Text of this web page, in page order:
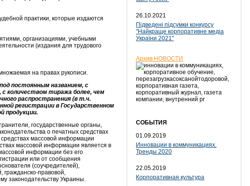
практики, которые издаются
организациями, учебными
(издания для трудового
на правах рукописи.
постоянным названием, с
с количеством тиража более, чем
распространения (в т.ч.
регистрации в Государственном
продукции.
государственные органы,
о печатных средствах
массовой информации
массовой информации является в
информации без его
или от сообщения
(соучредителей),
гражданско-правовой,
законодательству Украины.
26.10.2021
Підведені підсумки конкурсу
"Найкраще корпоративне медіа
України 2021"
Архив НОВОСТИ
СОБЫТИЯ
01.09.2019
Инновации в коммуникациях.
Тренды 2020
22.05.2019
Корпоративная культура